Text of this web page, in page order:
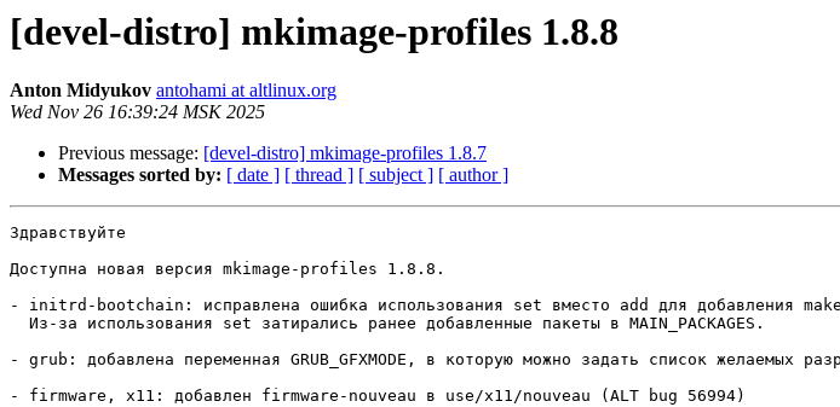
[devel-distro] mkimage-profiles 1.8.8
Anton Midyukov antohami at altlinux.org
Wed Nov 26 16:39:24 MSK 2025
Previous message: [devel-distro] mkimage-profiles 1.8.7
Messages sorted by: [ date ] [ thread ] [ subject ] [ author ]
Здравствуйте
Доступна новая версия mkimage-profiles 1.8.8.
- initrd-bootchain: исправлена ошибка использования set вместо add для добавления
  Из-за использования set затирались ранее добавленные пакеты в MAIN_PACKAGES.
- grub: добавлена переменная GRUB_GFXMODE, в которую можно задать список желаемых
- firmware, x11: добавлен firmware-nouveau в use/x11/nouveau (ALT bug 56994)